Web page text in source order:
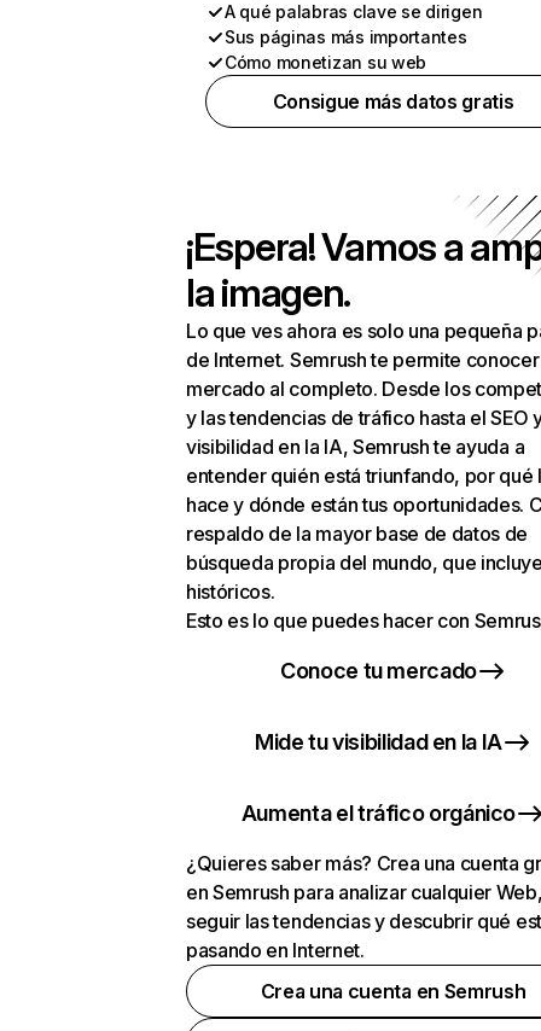
A qué palabras clave se dirigen
Sus páginas más importantes
Cómo monetizan su web
Consigue más datos gratis
¡Espera! Vamos a
la imagen.
Lo que ves ahora es solo una pequeña
de Internet. Semrush te permite
mercado al completo. Desde los
y las tendencias de tráfico hasta el SEO
visibilidad en la IA, Semrush te ayuda a
entender quién está triunfando, por qué
hace y dónde están tus oportunidades.
respaldo de la mayor base de datos de
búsqueda propia del mundo, que
históricos.
Esto es lo que puedes hacer con
Conoce tu mercado
Mide tu visibilidad en la IA
Aumenta el tráfico orgánico
¿Quieres saber más? Crea una cuenta
en Semrush para analizar cualquier
seguir las tendencias y descubrir qué
pasando en Internet.
Crea una cuenta en Semrush